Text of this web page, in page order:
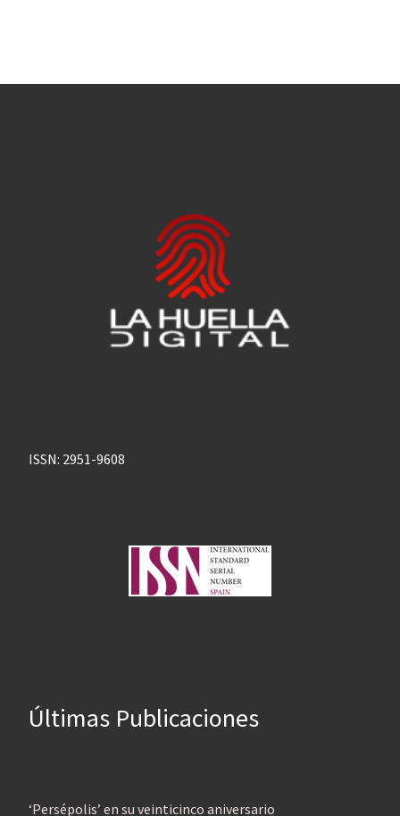
ISSN: 2951-9608
Últimas Publicaciones
‘Persépolis’ en su veinticinco aniversario